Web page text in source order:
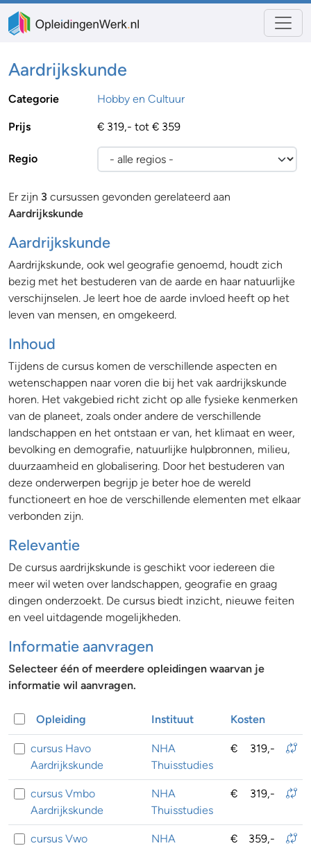
Aardrijkskunde
Categorie Hobby en Cultuur
Prijs € 319,- tot € 359
Regio
Er zijn 3 cursussen gevonden gerelateerd aan
Aardrijkskunde
Aardrijkskunde
Aardrijkskunde, ook wel geografie genoemd, houdt zich
bezig met het bestuderen van de aarde en haar natuurlijke
verschijnselen. Je leert hoe de aarde invloed heeft op het
leven van mensen, en omgekeerd.
Inhoud
Tijdens de cursus komen de verschillende aspecten en
wetenschappen naar voren die bij het vak aardrijkskunde
horen. Het vakgebied richt zicht op alle fysieke kenmerken
van de planeet, zoals onder andere de verschillende
landschappen en het ontstaan er van, het klimaat en weer,
bevolking en demografie, natuurlijke hulpbronnen, milieu,
duurzaamheid en globalisering. Door het bestuderen van
deze onderwerpen begrijp je beter hoe de wereld
functioneert en hoe de verschillende elementen met elkaar
verbonden zijn.
Relevantie
De cursus aardrijkskunde is geschikt voor iedereen die
meer wil weten over landschappen, geografie en graag
dingen onderzoekt. De cursus biedt inzicht, nieuwe feiten
en veel uitdagende mogelijkheden.
Informatie aanvragen
Selecteer één of meerdere opleidingen waarvan je
informatie wil aanvragen.
Opleiding Instituut Kosten
cursus Havo
Aardrijkskunde
NHA
Thuisstudies
€ 319,-
cursus Vmbo
Aardrijkskunde
NHA
Thuisstudies
€ 319,-
cursus Vwo
NHA
€ 359,-